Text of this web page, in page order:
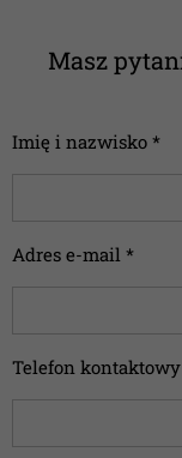
Masz
Imię i nazwisko *
Adres e-mail *
Telefon